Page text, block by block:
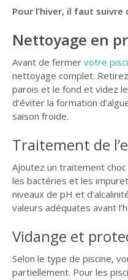
Pour l’hiver, il faut
Nettoyage en
Avant de fermer votre
nettoyage complet.
parois et le fond et videz
d’éviter la formation
saison froide.
Traitement de
Ajoutez un traitement
les bactéries et les
niveaux de pH et
valeurs adéquates avant
Vidange et
Selon le type de piscine,
partiellement. Pour les